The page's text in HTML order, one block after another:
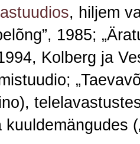
, hiljem
1985;
Kolberg ja
kuuldemängudes